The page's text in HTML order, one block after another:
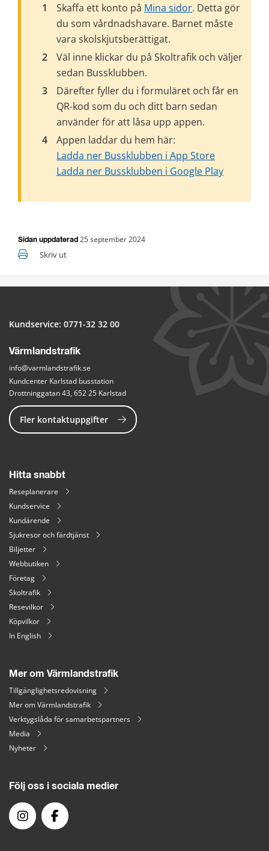
Skaffa ett konto på Mina sidor. Detta gör
du som vårdnadshavare. Barnet måste
vara skolskjutsberättigat.
Väl inne klickar du på Skoltrafik och väljer
sedan Bussklubben.
Därefter fyller du i formuläret och får en
QR-kod som du och ditt barn sedan
använder för att låsa upp appen.
Appen laddar du hem här:
Ladda ner Bussklubben i App Store
Ladda ner Bussklubben i Google Play
Sidan uppdaterad 25 september 2024
Skriv ut
Kundservice: 0771-32 32 00
Värmlandstrafik
info@varmlandstrafik.se
Kundcenter Karlstad busstation
Drottninggatan 43, 652 25 Karlstad
Fler kontaktuppgifter
Hitta snabbt
Reseplanerare
Kundservice
Kundärende
Sjukresor och färdtjänst
Biljetter
Webbutiken
Företag
Skoltrafik
Resevilkor
Köpvilkor
In English
Mer om Värmlandstrafik
Tillgänglighetsredovisning
Mer om Värmlandstrafik
Verktygslåda för samarbetspartners
Media
Nyheter
Följ oss i sociala medier